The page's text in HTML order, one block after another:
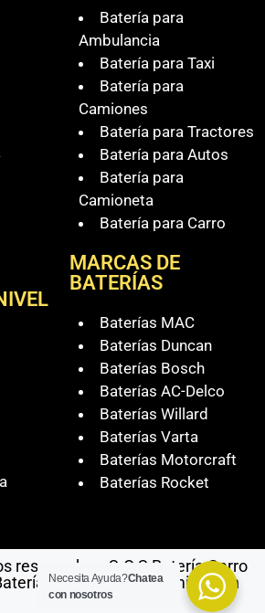
Batería para
Ambulancia
Batería para Taxi
Batería para
Camiones
Batería para Tractores
Batería para Autos
Batería para
Camioneta
Batería para Carro
MARCAS DE
BATERÍAS
Baterías MAC
Baterías Duncan
Baterías Bosch
Baterías AC-Delco
Baterías Willard
Baterías Varta
Baterías Motorcraft
Baterías Rocket
reservados - S.O.S Batería Carro
Para Carro a Domicilio en
Cali
Necesita Ayuda?Chatea
con nosotros